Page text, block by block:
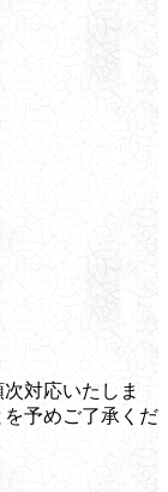
対応いたしま
予めご了承くだ